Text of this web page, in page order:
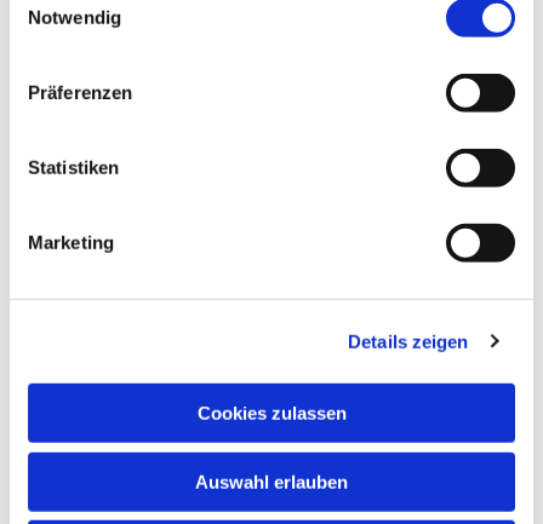
Notwendig
Präferenzen
Statistiken
Marketing
Details zeigen
Cookies zulassen
Auswahl erlauben